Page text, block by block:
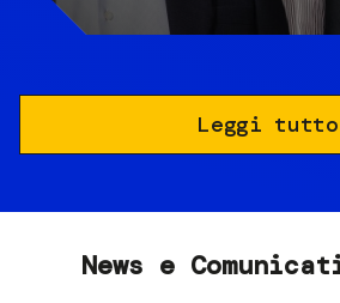
Leggi tutto
News e